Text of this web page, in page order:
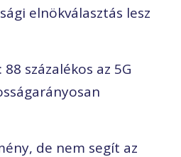
elnökválasztás lesz
százalékos az 5G
de nem segít az